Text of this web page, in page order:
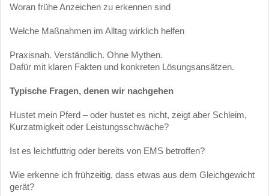
Woran frühe Anzeichen zu erkennen sind
Welche Maßnahmen im Alltag wirklich helfen
Praxisnah. Verständlich. Ohne Mythen.
Dafür mit klaren Fakten und konkreten Lösungsansätzen.
Typische Fragen, denen wir nachgehen
Hustet mein Pferd – oder hustet es nicht, zeigt aber Schleim,
Kurzatmigkeit oder Leistungsschwäche?
Ist es leichtfuttrig oder bereits von EMS betroffen?
Wie erkenne ich frühzeitig, dass etwas aus dem Gleichgewicht
gerät?